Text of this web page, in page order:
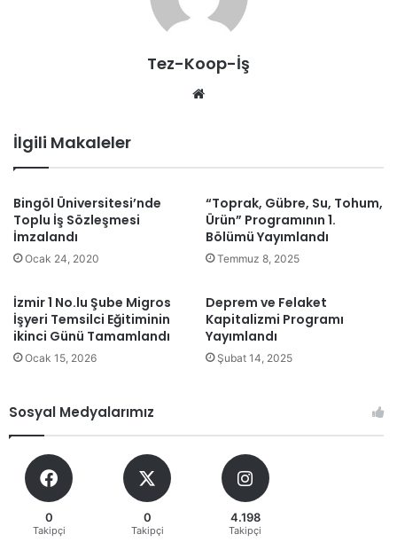
Tez-Koop-İş
İlgili Makaleler
Bingöl Üniversitesi’nde
Toplu İş Sözleşmesi
İmzalandı
Ocak 24, 2020
“Toprak, Gübre, Su, Tohum,
Ürün” Programının 1.
Bölümü Yayımlandı
Temmuz 8, 2025
İzmir 1 No.lu Şube Migros
İşyeri Temsilci Eğitiminin
ikinci Günü Tamamlandı
Ocak 15, 2026
Deprem ve Felaket
Kapitalizmi Programı
Yayımlandı
Şubat 14, 2025
Sosyal Medyalarımız
0
Takipçi
0
Takipçi
4.198
Takipçi